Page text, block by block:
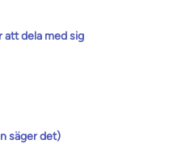
dela med sig
säger det)